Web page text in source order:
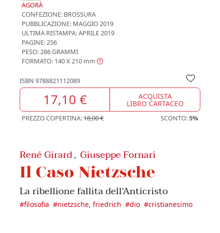
AGORÀ
CONFEZIONE: BROSSURA
PUBBLICAZIONE: MAGGIO 2019
ULTIMA RISTAMPA:APRILE 2019
PAGINE: 256
PESO: 286 GRAMMI
FORMATO: 140 X 210 mm
ISBN 9788821112089
17,10 € ACQUISTA
LIBRO CARTACEO
PREZZO COPERTINA:18,00 € SCONTO:5%
René Girard , Giuseppe Fornari
Il Caso Nietzsche
La ribellione fallita dell'Anticristo
#filosofia #nietzsche, friedrich #dio #cristianesimo